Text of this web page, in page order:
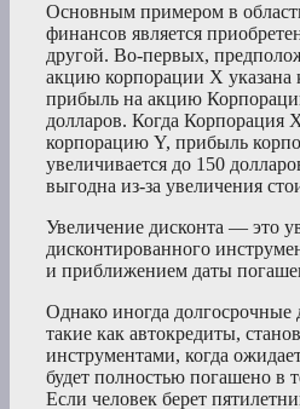
Основным примером в
финансов является
другой. Во-первых,
акцию корпорации X указана
прибыль на акцию
долларов. Когда Корпорация
корпорацию Y, прибыль
увеличивается до 150
выгодна из-за увеличения
Увеличение дисконта — это
дисконтированного
и приближением даты
Однако иногда
такие как автокредиты,
инструментами, когда
будет полностью погашено в
Если человек берет